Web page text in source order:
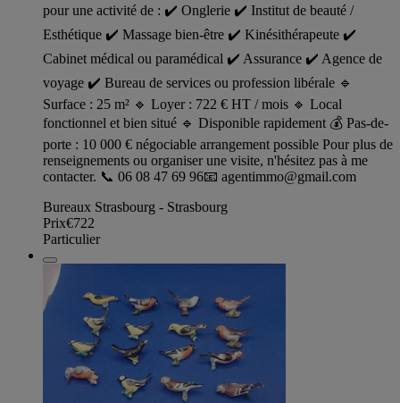
pour une activité de : ✔️ Onglerie ✔️ Institut de beauté /
Esthétique ✔️ Massage bien-être ✔️ Kinésithérapeute ✔️
Cabinet médical ou paramédical ✔️ Assurance ✔️ Agence de
voyage ✔️ Bureau de services ou profession libérale 🔹
Surface : 25 m² 🔹 Loyer : 722 € HT / mois 🔹 Local
fonctionnel et bien situé 🔹 Disponible rapidement 💰 Pas-de-
porte : 10 000 € négociable arrangement possible Pour plus de
renseignements ou organiser une visite, n'hésitez pas à me
contacter. 📞 06 08 47 69 96📧 agentimmo@gmail.com
Bureaux Strasbourg - Strasbourg
Prix€722
Particulier